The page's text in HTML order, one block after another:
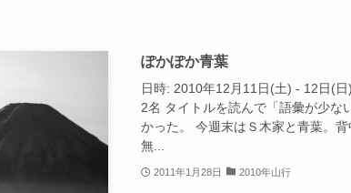
ぽかぽか青葉
日時: 2010年12月11日(土) - 12日(
2名 タイトルを読んで「語彙が少な
かった。 今週末はＳ木家と青葉。
無...
2011年1月28日 2010年山行